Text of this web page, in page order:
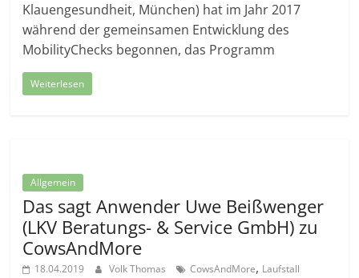
Klauengesundheit, München) hat im Jahr 2017
während der gemeinsamen Entwicklung des
MobilityChecks begonnen, das Programm
Weiterlesen
Allgemein
Das sagt Anwender Uwe Beißwenger
(LKV Beratungs- & Service GmbH) zu
CowsAndMore
18.04.2019 Volk Thomas CowsAndMore, Laufstall